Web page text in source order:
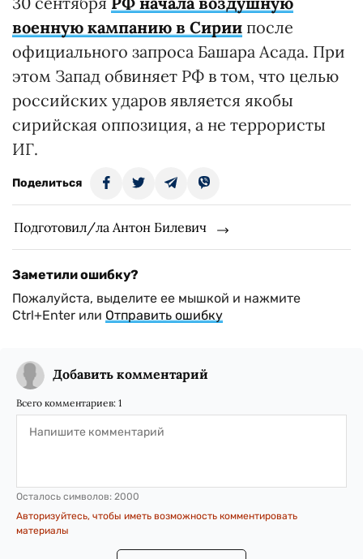
военную кампанию в Сирии после
официального запроса Башара Асада. При
этом Запад обвиняет РФ в том, что целью
российских ударов является якобы
сирийская оппозиция, а не террористы
ИГ.
Поделиться
Подготовил/ла Антон Билевич
Заметили ошибку?
Пожалуйста, выделите ее мышкой и нажмите
Ctrl+Enter или Отправить ошибку
Добавить комментарий
Всего комментариев: 1
Осталось символов: 2000
Авторизуйтесь, чтобы иметь возможность комментировать
материалы